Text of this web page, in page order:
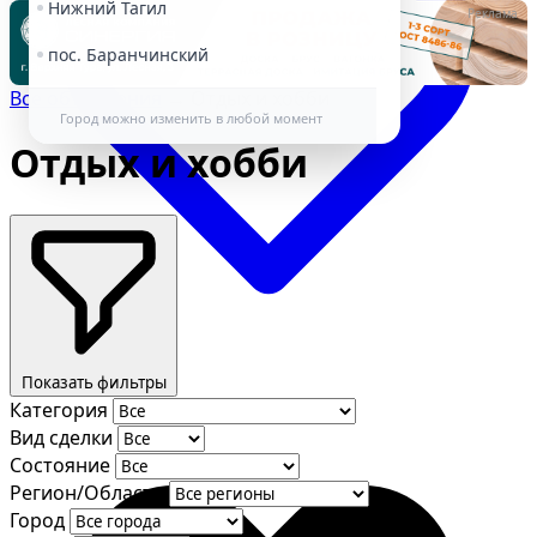
Нижний Тагил
пос. Баранчинский
Город можно изменить в любой момент
Реклама
Все объявления
Отдых и хобби
Категория
Вид сделки
Состояние
Регион/Область
Город
Показать фильтры